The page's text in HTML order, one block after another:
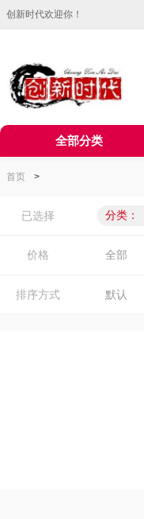
创新时代欢迎你！
全部分类
首页 >
已选择 分类：
价格 全部
排序方式 默认